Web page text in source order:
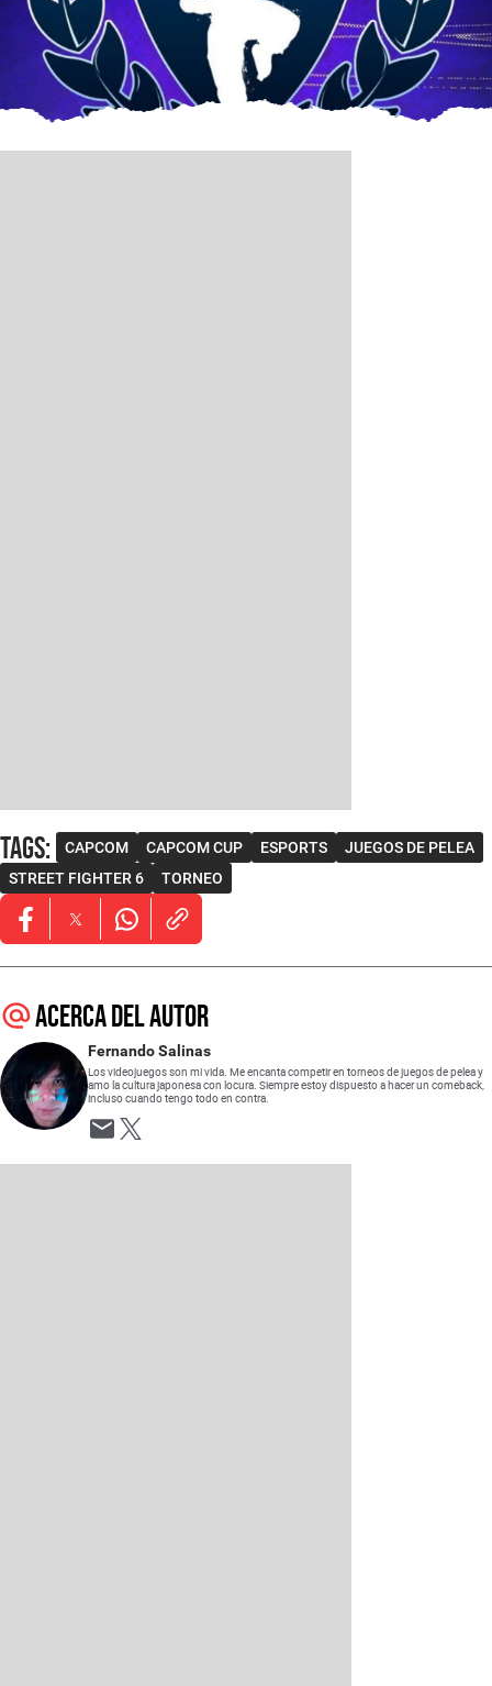
Tags: CAPCOM CAPCOM CUP ESPORTS
JUEGOS DE PELEA
STREET FIGHTER 6
TORNEO
Opens in new window
Opens in new window
Opens in new window
Acerca del autor
Fernando Salinas
Los videojuegos son mi vida. Me encanta competir en torneos de juegos de pelea y
amo la cultura japonesa con locura. Siempre estoy dispuesto a hacer un comeback,
incluso cuando tengo todo en contra.
Opens in new window